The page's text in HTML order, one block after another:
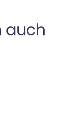
auch